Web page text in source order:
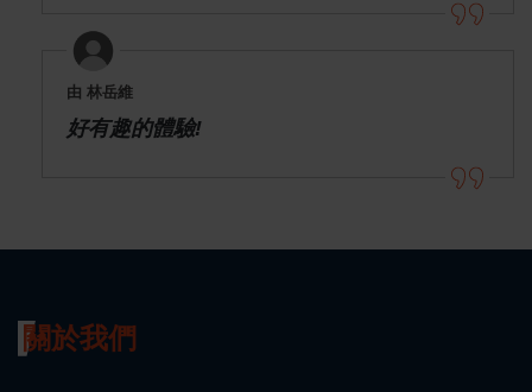
由 林岳維
好有趣的體驗!
關於我們